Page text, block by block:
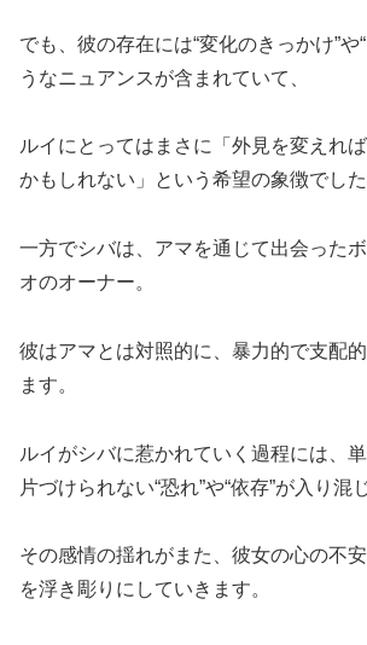
でも、彼の存在には“変化のきっかけ”や
うなニュアンスが含まれていて、
ルイにとってはまさに「外見を変えれ
かもしれない」という希望の象徴でし
一方でシバは、アマを通じて出会った
オのオーナー。
彼はアマとは対照的に、暴力的で支配
ます。
ルイがシバに惹かれていく過程には、
片づけられない“恐れ”や“依存”が入り混
その感情の揺れがまた、彼女の心の不
を浮き彫りにしていきます。